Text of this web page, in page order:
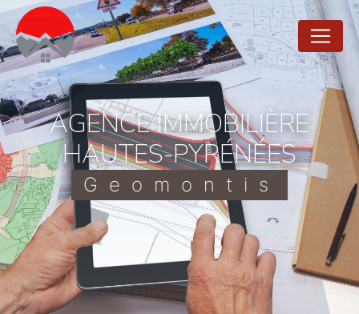
AGENCE IMMOBILIÈRE
HAUTES-PYRÉNÉES
Geomontis
Panneau de gestion des cookies